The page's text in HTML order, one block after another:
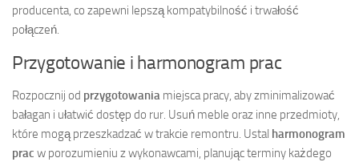
producenta, co zapewni lepszą kompatybilność i trwałość
połączeń.
Przygotowanie i harmonogram prac
Rozpocznij od przygotowania miejsca pracy, aby zminimalizować
bałagan i ułatwić dostęp do rur. Usuń meble oraz inne przedmioty,
które mogą przeszkadzać w trakcie remontru. Ustal harmonogram
prac w porozumieniu z wykonawcami, planując terminy każdego